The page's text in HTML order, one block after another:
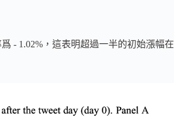
- 1.02%，這表明超過一半的初始漲幅在